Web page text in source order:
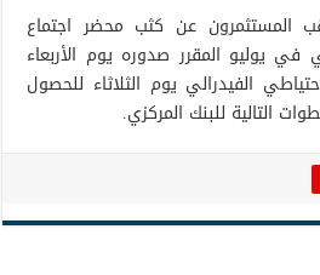
المستثمرون عن كثب محضر اجتماع
في يوليو المقرر صدوره يوم الأربعاء
الفيدرالي يوم الثلاثاء للحصول
التالية للبنك المركزي.